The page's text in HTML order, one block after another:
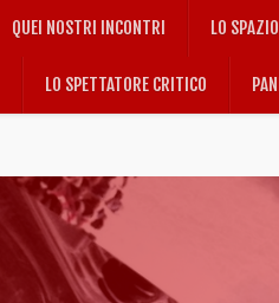
QUEI NOSTRI INCONTRI LO
LO SPETTATORE CRITICO